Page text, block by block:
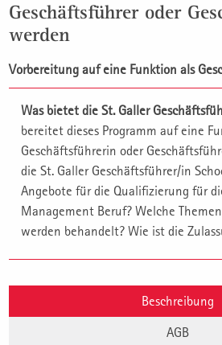
Geschäftsführer oder
werden
Vorbereitung auf eine Funktion als
Was bietet die St. Galler
bereitet dieses Programm auf eine
Geschäftsführerin oder
die St. Galler Geschäftsführer/in
Angebote für die Qualifizierung für
Management Beruf? Welche
werden behandelt? Wie ist die
Beschreibung
AGB